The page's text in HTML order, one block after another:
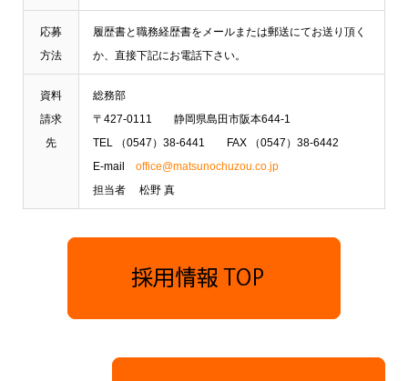
応募
方法
履歴書と職務経歴書をメールまたは郵送にてお送り頂く
か、直接下記にお電話下さい。
資料
請求
先
総務部
〒427-0111 静岡県島田市阪本644-1
TEL （0547）38-6441 FAX （0547）38-6442
E-mail office@matsunochuzou.co.jp
担当者 松野 真